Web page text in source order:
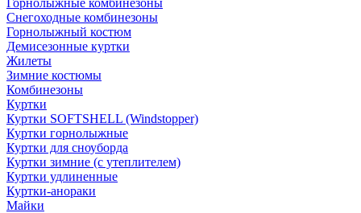
Горнолыжные комбинезоны
Снегоходные комбинезоны
Горнолыжный костюм
Демисезонные куртки
Жилеты
Зимние костюмы
Комбинезоны
Куртки
Куртки SOFTSHELL (Windstopper)
Куртки горнолыжные
Куртки для сноуборда
Куртки зимние (с утеплителем)
Куртки удлиненные
Куртки-анораки
Майки